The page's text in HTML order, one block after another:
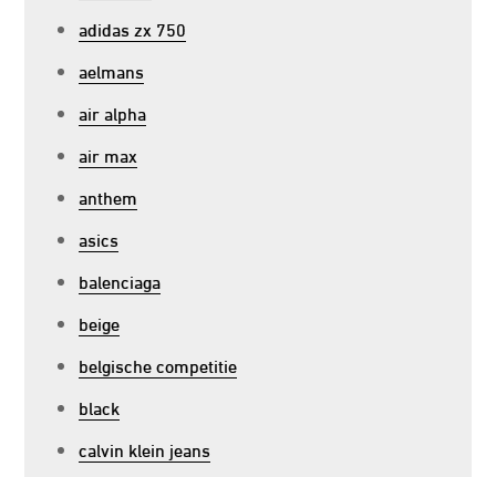
adidas zx 750
aelmans
air alpha
air max
anthem
asics
balenciaga
beige
belgische competitie
black
calvin klein jeans